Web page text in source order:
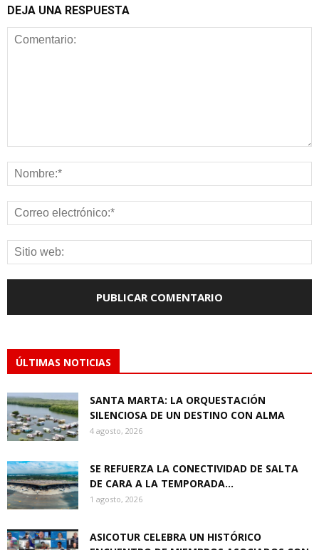
DEJA UNA RESPUESTA
ÚLTIMAS NOTICIAS
SANTA MARTA: LA ORQUESTACIÓN
SILENCIOSA DE UN DESTINO CON ALMA
4 agosto, 2026
SE REFUERZA LA CONECTIVIDAD DE SALTA
DE CARA A LA TEMPORADA...
1 agosto, 2026
ASICOTUR CELEBRA UN HISTÓRICO